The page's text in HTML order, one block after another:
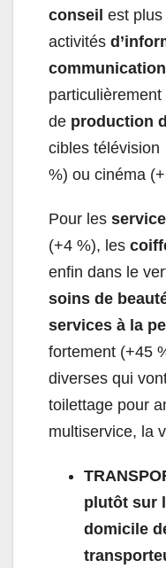
conseil est
activités
communication
de production
cibles
%) ou cinéma
Pour les
(+4 %), les
enfin dans le
soins de
services à la
fortement (+45
diverses qui
toilettage pour
multiservice, la
plutôt sur
domicile